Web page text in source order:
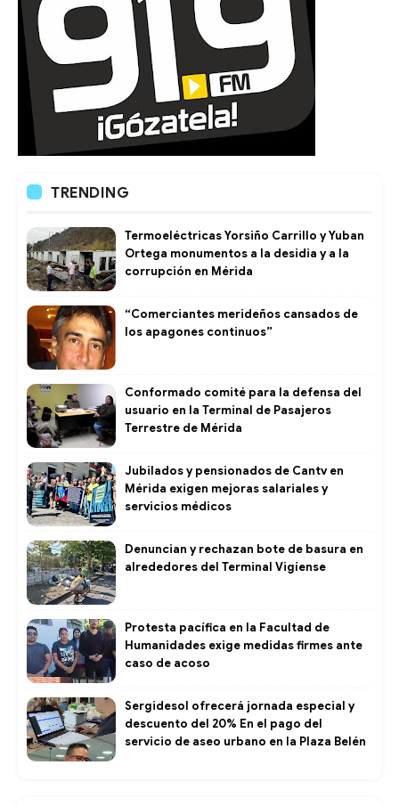
TRENDING
Termoeléctricas Yorsiño Carrillo y Yuban
Ortega monumentos a la desidia y a la
corrupción en Mérida
“Comerciantes merideños cansados de
los apagones continuos”
Conformado comité para la defensa del
usuario en la Terminal de Pasajeros
Terrestre de Mérida
Jubilados y pensionados de Cantv en
Mérida exigen mejoras salariales y
servicios médicos
Denuncian y rechazan bote de basura en
alrededores del Terminal Vigíense
Protesta pacífica en la Facultad de
Humanidades exige medidas firmes ante
caso de acoso
Sergidesol ofrecerá jornada especial y
descuento del 20% En el pago del
servicio de aseo urbano en la Plaza Belén